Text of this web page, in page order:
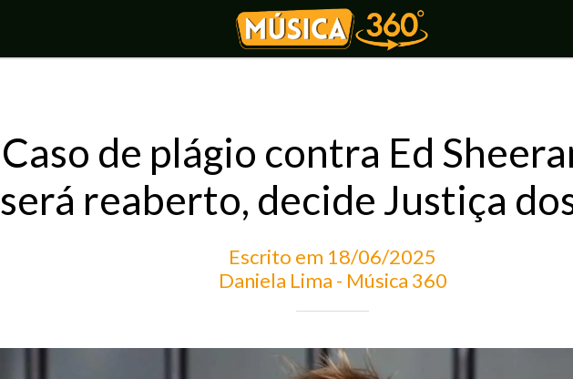
Caso de plágio contra Ed
será reaberto, decide Justiça
Escrito em 18/06/2025
Daniela Lima - Música 360